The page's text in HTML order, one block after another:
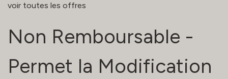
voir toutes les offres
Non Remboursable -
Permet la Modification